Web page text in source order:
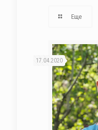
Еще
17.04.2020